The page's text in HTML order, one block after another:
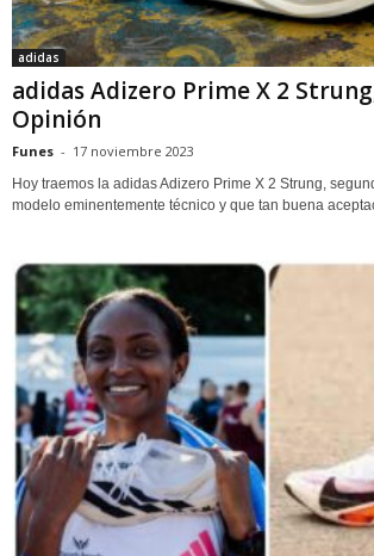
adidas
adidas Adizero Prime X 2
Opinión
Funes - 17 noviembre 2023
Hoy traemos la adidas Adizero Prime X 2 Strung,
modelo eminentemente técnico y que tan buena